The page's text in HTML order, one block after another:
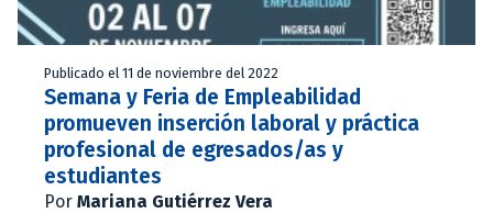
Publicado el 11 de noviembre del 2022
Semana y Feria de Empleabilidad
promueven inserción laboral y práctica
profesional de egresados/as y
estudiantes
Por Mariana Gutiérrez Vera